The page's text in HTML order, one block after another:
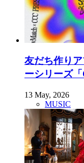
友だち作り
ーシリーズ
13 May, 2026
MUSIC